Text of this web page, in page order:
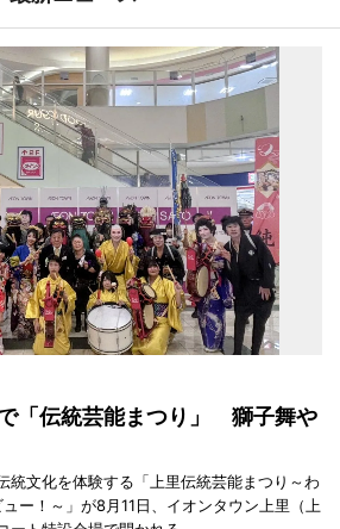
「伝統芸能まつり」 獅子舞や
統文化を体験する「上里伝統芸能まつり～わ
ー！～」が8月11日、イオンタウン上里（上